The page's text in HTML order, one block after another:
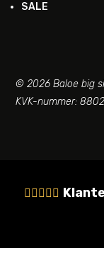
SALE
© 2026 Baloe big
KVK-nummer:
    